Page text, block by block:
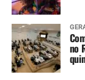
no